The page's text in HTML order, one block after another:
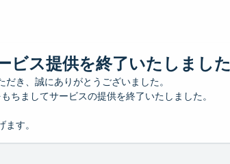
ビス提供を終了いたしました
き、誠にありがとうございました。
ちましてサービスの提供を終了いたしました。
す。